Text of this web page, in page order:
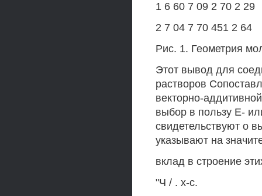
1 6 60 7 09 2 70 2 29
2 7 04 7 70 451 2 64
Рис. 1. Геометрия
Этот вывод для
растворов
векторно-
выбор в пользу Е-
свидетельствуют о
указывают на
вклад в строение
"Ч / . х-с.